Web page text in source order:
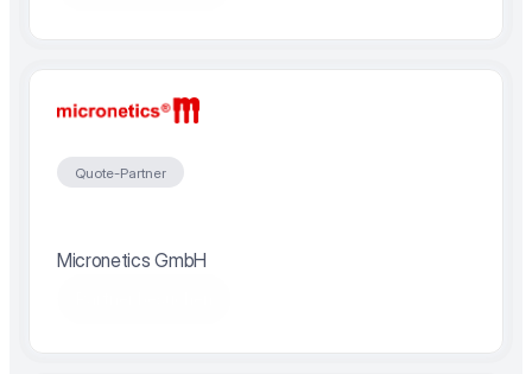
Quote-Partner
Micronetics GmbH